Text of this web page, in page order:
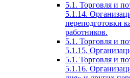
5.1. Торговля и
5.1.14.
переподготовки
работников.
5.1. Торговля и
5.1.15.
5.1. Торговля и
5.1.16.